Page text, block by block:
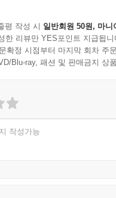
평 작성 시 일반회원 50원, 마니
한 리뷰만 YES포인트 지급됩니
확정 시점부터 마지막 회차 주
Blu-ray, 패션 및 판매금지 상
작성가능